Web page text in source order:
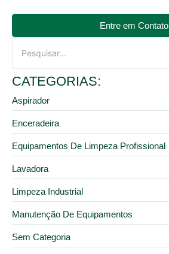
Entre em Contato
CATEGORIAS:
Aspirador
Enceradeira
Equipamentos De Limpeza Profissional
Lavadora
Limpeza Industrial
Manutenção De Equipamentos
Sem Categoria